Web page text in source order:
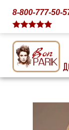
8-800-777-50-